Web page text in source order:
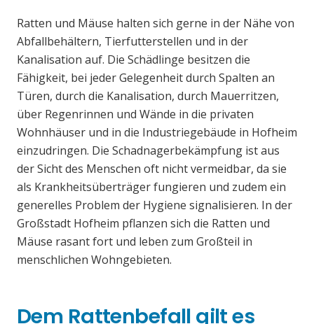
Ratten und Mäuse halten sich gerne in der Nähe von
Abfallbehältern, Tierfutterstellen und in der
Kanalisation auf. Die Schädlinge besitzen die
Fähigkeit, bei jeder Gelegenheit durch Spalten an
Türen, durch die Kanalisation, durch Mauerritzen,
über Regenrinnen und Wände in die privaten
Wohnhäuser und in die Industriegebäude in Hofheim
einzudringen. Die Schadnagerbekämpfung ist aus
der Sicht des Menschen oft nicht vermeidbar, da sie
als Krankheitsüberträger fungieren und zudem ein
generelles Problem der Hygiene signalisieren. In der
Großstadt Hofheim pflanzen sich die Ratten und
Mäuse rasant fort und leben zum Großteil in
menschlichen Wohngebieten.
Dem Rattenbefall gilt es